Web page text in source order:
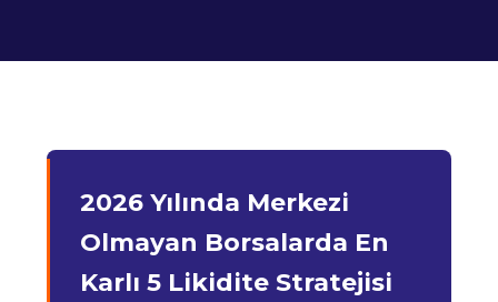
2026 Yılında Merkezi
Olmayan Borsalarda En
Karlı 5 Likidite Stratejisi